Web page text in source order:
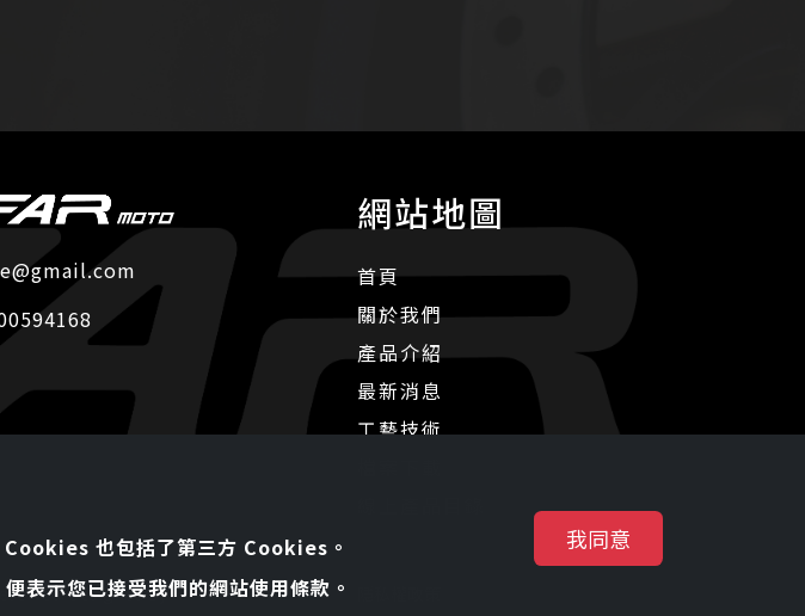
也包括了第三方 Cookies。
表示您已接受我們的網站使用條款。
我同意
網站地圖
首頁
關於我們
產品介紹
最新消息
工藝技術
Designed ByBondlink